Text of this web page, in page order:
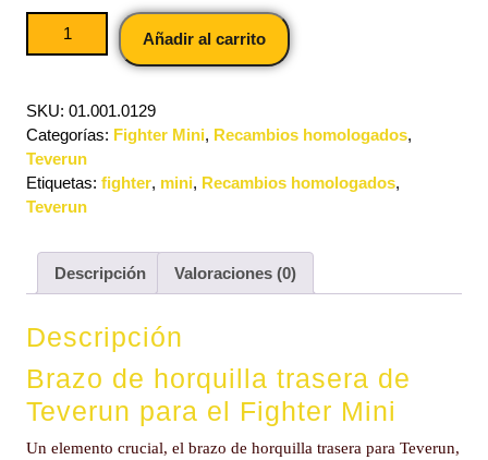
Añadir al carrito
SKU: 01.001.0129
Categorías: Fighter Mini, Recambios homologados,
Teverun
Etiquetas: fighter, mini, Recambios homologados,
Teverun
Descripción Valoraciones (0)
Descripción
Brazo de horquilla trasera de
Teverun para el Fighter Mini
Un elemento crucial, el brazo de horquilla trasera para Teverun,